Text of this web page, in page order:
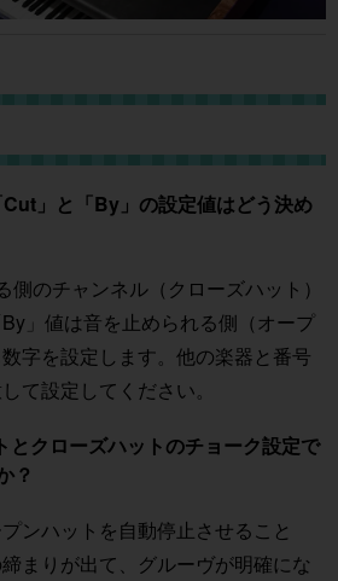
」と「By」の設定値はどう決め
側のチャンネル（クローズハット）
」値は音を止められる側（オープ
字を設定します。他の楽器と番号
て設定してください。
とクローズハットのチョーク設定で
？
ンハットを自動停止させること
まりが出て、グルーヴが明確にな